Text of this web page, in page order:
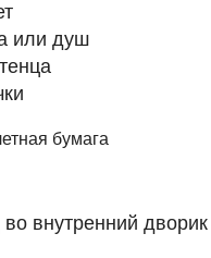
или душ
бумага
внутренний дворик